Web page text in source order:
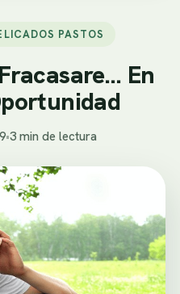
PASTOS
En
•3 min de lectura